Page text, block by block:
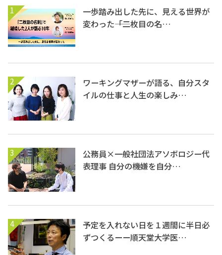
1
一歩踏み出した先に、見える世界が
変わった――「二枚目の名…
2
ワーキングマザーが語る、自分スタ
イルの仕事と人生の楽しみ…
3
公務員×一般社団法アソボロジー代
表理事 自分の機嫌を自分…
4
予定を入れない日を１週間に半日必
ずつくるーー順天堂大学医…